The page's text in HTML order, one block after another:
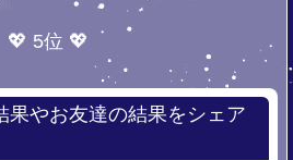
💖 5位 💖
果やお友達の結果をシェア